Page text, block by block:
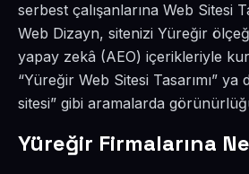
serbest çalışanlarına Web Sitesi
Web Dizayn, sitenizi Yüreğir
yapay zekâ (AEO) içerikleriyle
“Yüreğir Web Sitesi Tasarımı”
sitesi” gibi aramalarda
Yüreğir Firmalarına